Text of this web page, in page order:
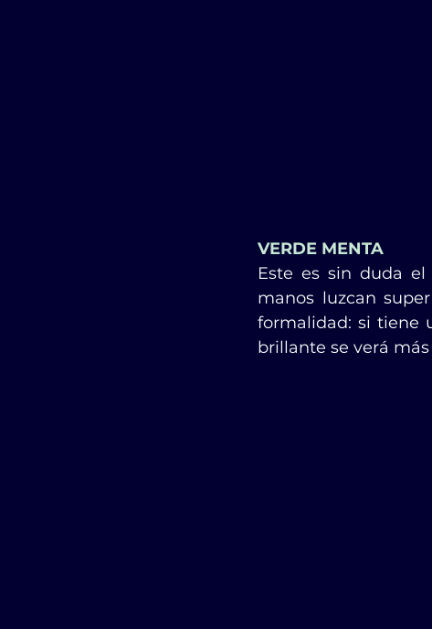
VERDE MENTA
Este es sin duda
manos luzcan
formalidad: si tiene
brillante se verá